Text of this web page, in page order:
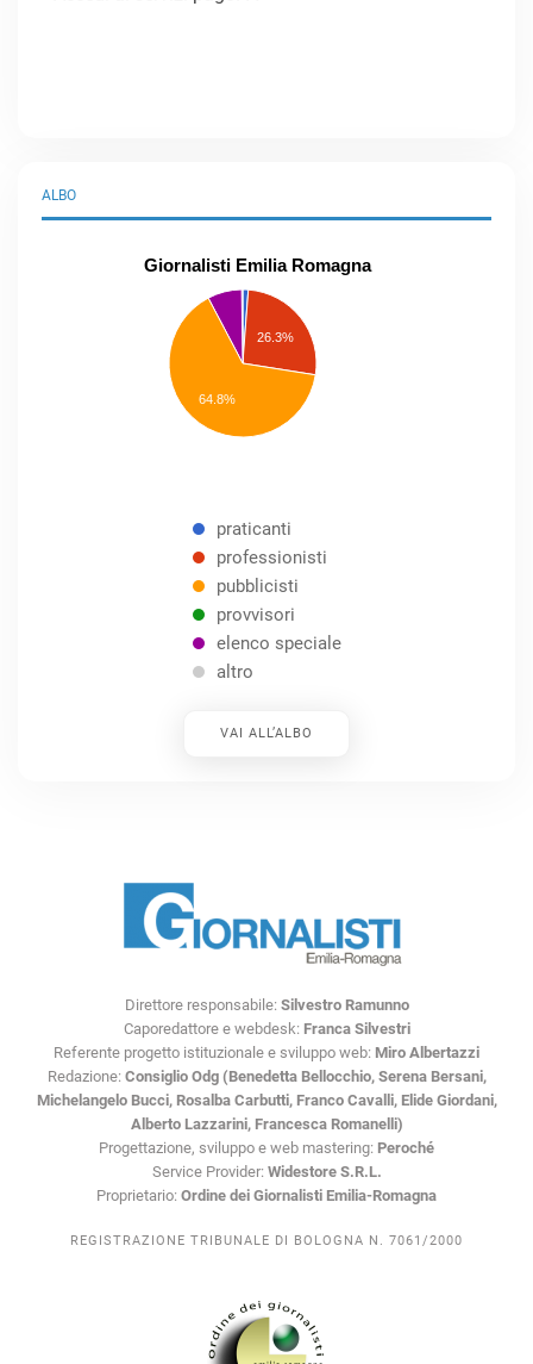
ALBO
Giornalisti Emilia Romagna
26.3%
64.8%
praticanti
professionisti
pubblicisti
provvisori
elenco speciale
altro
VAI ALL’ALBO
Direttore responsabile: Silvestro Ramunno
Caporedattore e webdesk: Franca Silvestri
Referente progetto istituzionale e sviluppo web: Miro Albertazzi
Redazione: Consiglio Odg (Benedetta Bellocchio, Serena Bersani,
Michelangelo Bucci, Rosalba Carbutti, Franco Cavalli, Elide Giordani,
Alberto Lazzarini, Francesca Romanelli)
Progettazione, sviluppo e web mastering: Peroché
Service Provider: Widestore S.R.L.
Proprietario: Ordine dei Giornalisti Emilia-Romagna
REGISTRAZIONE TRIBUNALE DI BOLOGNA N. 7061/2000